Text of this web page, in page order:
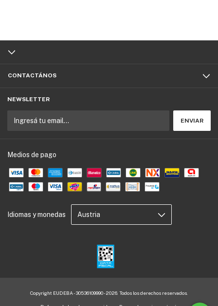
CONTACTÁNOS
NEWSLETTER
Medios de pago
Idiomas y monedas
Copyright EUDEBA - 30536109990 - 2026. Todos los derechos reservados.